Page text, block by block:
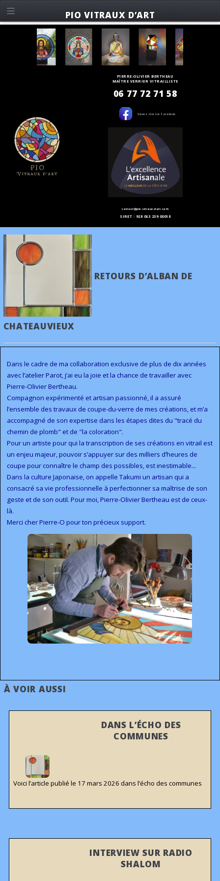
PIERRE-OLIVIER BERTHEAU
MAÎTRE VERRIER VITRAILLISTE
06 77 72 71 58
Suivez moi sur Facebook
contact@pio-vitraux-dart.com
SIRET : 928 063 239 00018
RETOURS D’ALBAN DE
CHATEAUVIEUX
Dans le cadre de ma collaboration exclusive de plus de dix années
avec l’atelier Parot, j’ai eu la joie et la chance de travailler avec
Pierre-Olivier Bertheau.
Compagnon expérimenté et artisan passionné, il a assuré
l’ensemble des travaux de coupe-du-verre de mes créations, et m’a
accompagné de son expertise dans les étapes dites du "tracé du
chemin de plomb" et de "la coloration".
Pour un artiste pour qui la transcription de ses créations en vitrail est
un enjeu majeur, pouvoir s’appuyer sur des milliers d’heures de
coupe pour connaître le champ des possibles, est inestimable...
Dans la culture Japonaise, on appelle Takumi un artisan qui a
consacré sa vie professionnelle à perfectionner sa maîtrise de son
geste et de son outil. Pour moi, Pierre-Olivier Bertheau est de ceux-
là.
Merci cher Pierre-O pour ton précieux support.
À VOIR AUSSI
DANS L’ÉCHO DES
COMMUNES
Voici l’article publié le 17 mars 2026 dans l’écho des communes
INTERVIEW SUR RADIO
SHALOM
PIO VITRAUX D’ART